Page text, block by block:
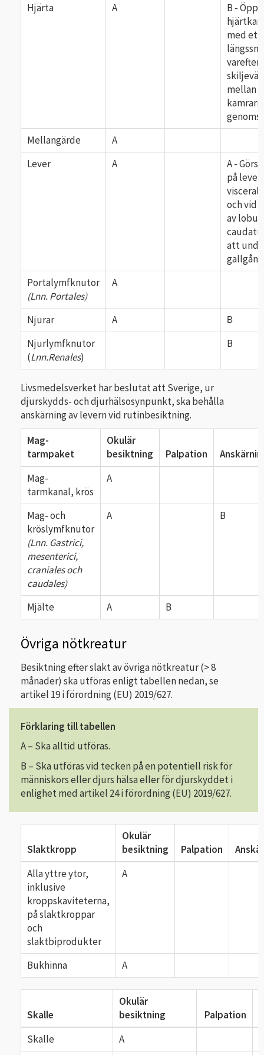
Hjärta A
B -
med ett
varefter
mellan
Mellangärde
A
Lever
A
A - Görs
på
och vid
av lobus
att
Portalymfknutor
(Lnn. Portales)
A
Njurar A B
Njurlymfknutor
(Lnn.Renales)
B
Livsmedelsverket har beslutat att Sverige, ur
djurskydds- och djurhälsosynpunkt, ska behålla
anskärning av levern vid rutinbesiktning.
Mag-
tarmpaket
Okulär
besiktning
Palpation
Mag-
tarmkanal, krös
A
Mag- och
kröslymfknutor
(Lnn. Gastrici,
mesenterici,
craniales och
caudales)
A B
Mjälte A B
Övriga nötkreatur
Besiktning efter slakt av övriga nötkreatur (> 8
månader) ska utföras enligt tabellen nedan, se
artikel 19 i förordning (EU) 2019/627.
Förklaring till tabellen
A – Ska alltid utföras.
B – Ska utföras vid tecken på en potentiell risk för
människors eller djurs hälsa eller för djurskyddet i
enlighet med artikel 24 i förordning (EU) 2019/627.
Slaktkropp
Okulär
besiktning
Palpation
Alla yttre ytor,
inklusive
kroppskaviteterna,
på slaktkroppar
och
slaktbiprodukter
A
Bukhinna A
Skalle
Okulär
besiktning
Palpation
Skalle
A